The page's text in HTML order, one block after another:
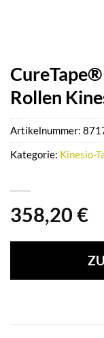
Rollen
358,20 €
Artikelnummer:
Kategorie: Kinesio-